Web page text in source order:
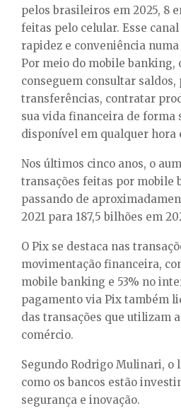
pelos brasileiros em 2025, 8
feitas pelo celular. Esse
rapidez e conveniência
Por meio do mobile banking,
conseguem consultar
transferências, contratar
sua vida financeira de forma
disponível em qualquer hora
Nos últimos cinco anos, o
transações feitas por mobile
passando de
2021 para 187,5 bilhões em
O Pix se destaca nas
movimentação financeira,
mobile banking e 53% no
pagamento via Pix também
das transações que utilizam
comércio.
Segundo Rodrigo Mulinari, o
como os bancos estão
segurança e inovação.